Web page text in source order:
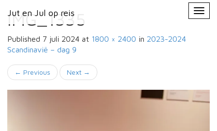
Jut en Jul op reis
Primary
Menu
Jut en Jul op reis
IMG_1335
Published 7 juli 2024 at 1800 × 2400 in 2023-2024
Scandinavië – dag 9
← Previous Next →